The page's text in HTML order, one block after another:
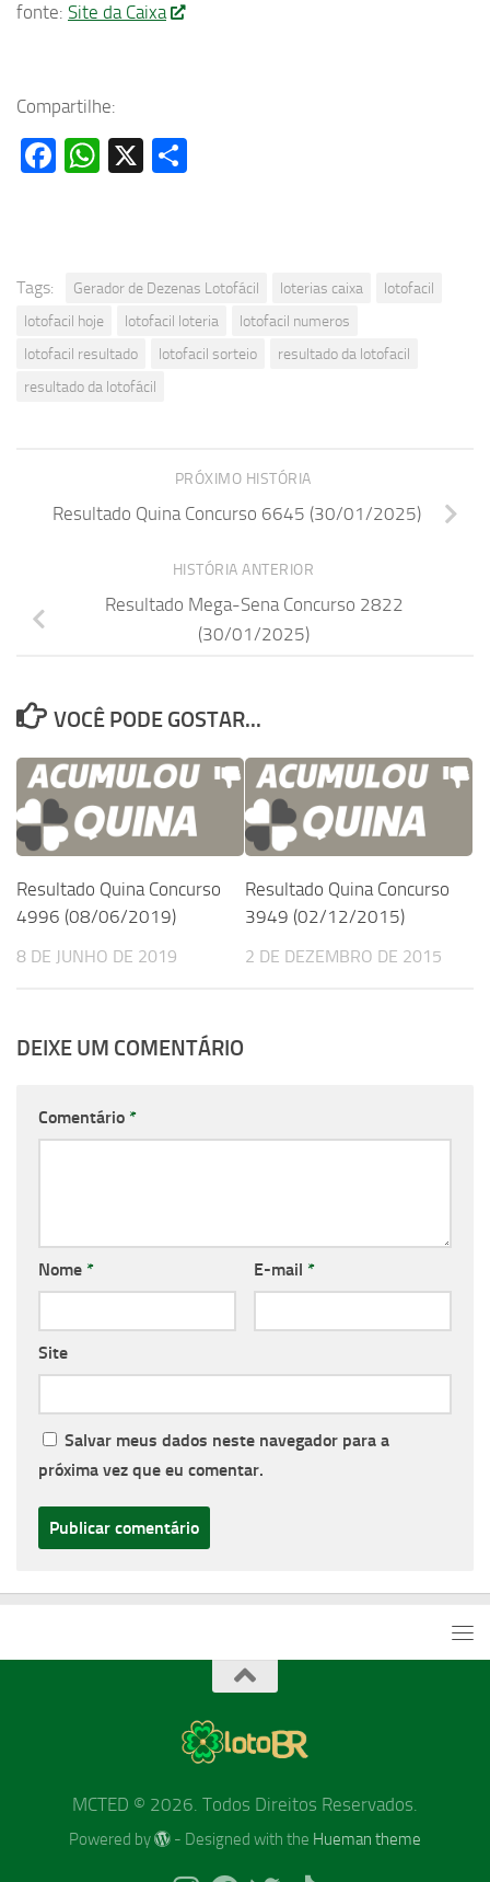
fonte: Site da Caixa
Compartilhe:
Facebook
WhatsApp
X
Tags: Gerador de Dezenas Lotofácil loterias caixa
lotofacil
lotofacil hoje
lotofacil loteria
lotofacil numeros
lotofacil resultado
lotofacil sorteio
resultado da lotofacil
resultado da lotofácil
PRÓXIMO HISTÓRIA
Resultado Quina Concurso 6645 (30/01/2025)
HISTÓRIA ANTERIOR
Resultado Mega-Sena Concurso 2822
(30/01/2025)
VOCÊ PODE GOSTAR...
Resultado Quina Concurso
4996 (08/06/2019)
8 DE JUNHO DE 2019
Resultado Quina Concurso
3949 (02/12/2015)
2 DE DEZEMBRO DE 2015
DEIXE UM COMENTÁRIO
Comentário *
Nome * E-mail *
Site
Salvar meus dados neste navegador para a
próxima vez que eu comentar.
MCTED © 2026. Todos Direitos Reservados.
Powered by - Designed with the Hueman theme